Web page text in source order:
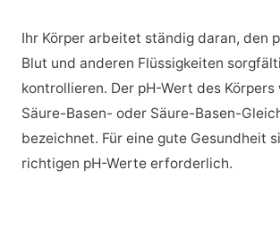
Ihr Körper arbeitet ständig daran, den
Blut und anderen Flüssigkeiten
kontrollieren. Der pH-Wert des
Säure-Basen- oder Säure-Basen-
bezeichnet. Für eine gute Gesundheit
richtigen pH-Werte erforderlich.